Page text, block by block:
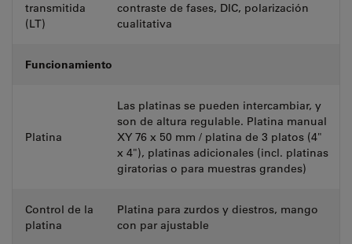
transmitida
(LT)
contraste de fases, DIC, polarización
cualitativa
Funcionamiento
Platina
Las platinas se pueden intercambiar, y
son de altura regulable. Platina manual
XY 76 x 50 mm / platina de 3 platos (4"
x 4"), platinas adicionales (incl. platinas
giratorias o para muestras grandes)
Control de la
platina
Platina para zurdos y diestros, mango
con par ajustable